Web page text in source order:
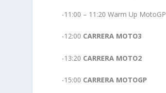
-11:00 – 11:20 Warm Up MotoGP
-12:00 CARRERA MOTO3
-13:20 CARRERA MOTO2
-15:00 CARRERA MOTOGP